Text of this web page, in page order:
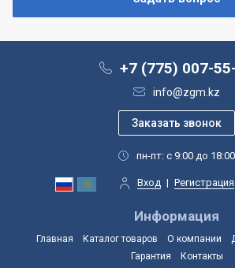
+7 (775) 007-
info@zgm.kz
пн-пт: с 9:00 до 18:00
Вход | Регистрация
Информация
Главная Каталог товаров О компании
Гарантия
Контакты